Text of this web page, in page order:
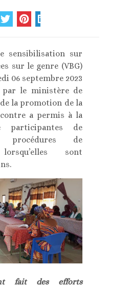
sensibilisation sur
sur le genre (VBG)
06 septembre 2023
par le ministère de
la promotion de la
a permis à la
participantes de
de
sont
fait des efforts